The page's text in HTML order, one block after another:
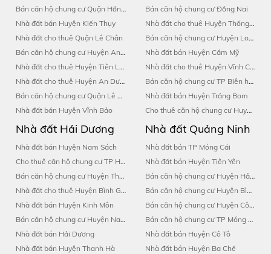
Bán căn hộ chung cư Quận Hồng Bàng
Nhà đất bán Huyện Kiến Thụy
Nhà đất cho thuê Quận Lê Chân
Bán căn hộ chung cư Huyện An Dương
Nhà đất cho thuê Huyện Tiên Lãng
Nhà đất cho thuê Huyện An Dương
Bán căn hộ chung cư Quận Lê Chân
Nhà đất bán Huyện Vĩnh Bảo
Bán căn hộ chung cư Đồng Nai
Nhà đất cho thuê Huyện Thống Nhất
Bán căn hộ chung cư Huyện Long Thành
Nhà đất bán Huyện Cẩm Mỹ
Nhà đất cho thuê Huyện Vĩnh Cửu
Bán căn hộ chung cư TP Biên hòa
Nhà đất bán Huyện Trảng Bom
Cho thuê căn hộ chung cư Huyện Vĩnh Cửu
Nhà đất Hải Dương
Nhà đất bán Huyện Nam Sách
Cho thuê căn hộ chung cư TP Hải Dương
Bán căn hộ chung cư Huyện Thanh Hà
Nhà đất cho thuê Huyện Bình Giang
Nhà đất bán Huyện Kinh Môn
Bán căn hộ chung cư Huyện Nam Sách
Nhà đất bán Hải Dương
Nhà đất bán Huyện Thanh Hà
Nhà đất Quảng Ninh
Nhà đất bán TP Móng Cái
Nhà đất bán Huyện Tiên Yên
Bán căn hộ chung cư Huyện Hải Hà
Bán căn hộ chung cư Huyện Bình Liêu
Bán căn hộ chung cư Huyện Cô Tô
Bán căn hộ chung cư TP Móng Cái
Nhà đất bán Huyện Cô Tô
Nhà đất bán Huyện Ba Chế